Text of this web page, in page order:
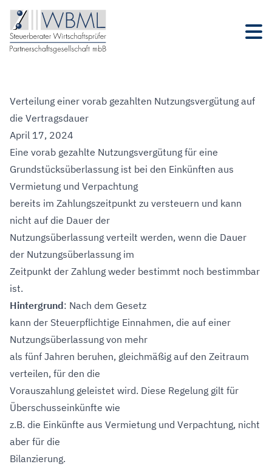
Verteilung einer vorab gezahlten Nutzungsvergütung auf
die Vertragsdauer
April 17, 2024
Eine vorab gezahlte Nutzungsvergütung für eine
Grundstücksüberlassung ist bei den Einkünften aus
Vermietung und Verpachtung
bereits im Zahlungszeitpunkt zu versteuern und kann
nicht auf die Dauer der
Nutzungsüberlassung verteilt werden, wenn die Dauer
der Nutzungsüberlassung im
Zeitpunkt der Zahlung weder bestimmt noch bestimmbar
ist.
Hintergrund: Nach dem Gesetz
kann der Steuerpflichtige Einnahmen, die auf einer
Nutzungsüberlassung von mehr
als fünf Jahren beruhen, gleichmäßig auf den Zeitraum
verteilen, für den die
Vorauszahlung geleistet wird. Diese Regelung gilt für
Überschusseinkünfte wie
z.B. die Einkünfte aus Vermietung und Verpachtung, nicht
aber für die
Bilanzierung.